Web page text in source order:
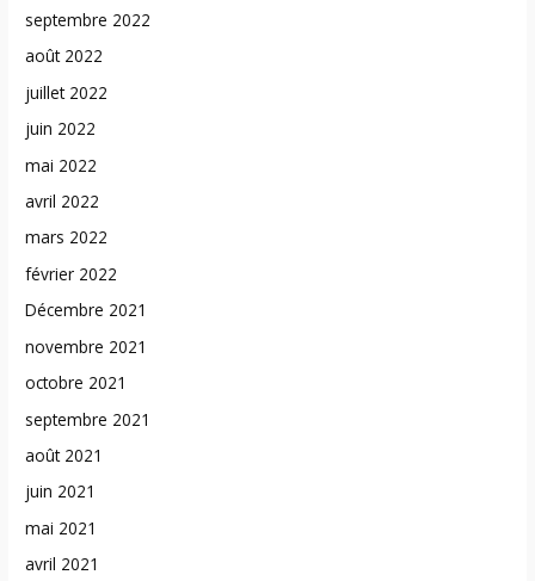
septembre 2022
août 2022
juillet 2022
juin 2022
mai 2022
avril 2022
mars 2022
février 2022
Décembre 2021
novembre 2021
octobre 2021
septembre 2021
août 2021
juin 2021
mai 2021
avril 2021